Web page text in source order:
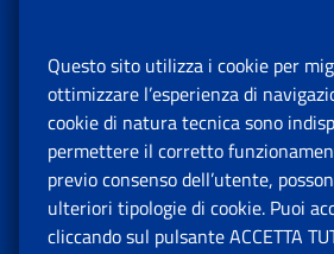
Il tuo contributo è prezioso per
Lasciaci la tua
Questo sito utilizza i cookie per
ottimizzare l’esperienza di
cookie di natura tecnica sono
permettere il corretto
previo consenso dell’utente,
ulteriori tipologie di cookie. Puoi
cliccando sul pulsante ACCETTA